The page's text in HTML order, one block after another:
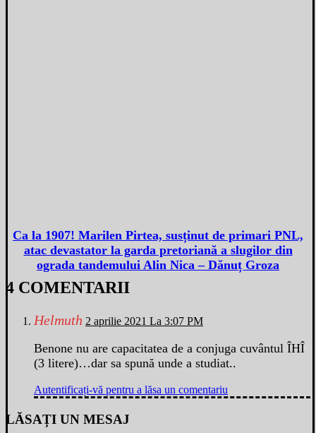
Ca la 1907! Marilen Pirtea, susținut de primari PNL,
atac devastator la garda pretoriană a slugilor din
ograda tandemului Alin Nica – Dănuț Groza
4 COMENTARII
Helmuth 2 aprilie 2021 La 3:07 PM
Benone nu are capacitatea de a conjuga cuvântul ÎHÎ
(3 litere)…dar sa spună unde a studiat..
Autentificați-vă pentru a lăsa un comentariu
LĂSAȚI UN MESAJ